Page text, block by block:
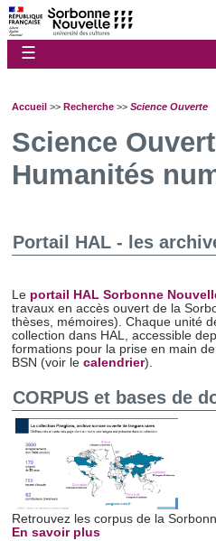
☰
Accueil >> Recherche >> Science Ouverte
Science
Humanités
Portail HAL - les
Le portail HAL Sorbonne
travaux en accès ouvert de la
thèses, mémoires). Chaque unité
collection dans HAL, accessible
formations pour la prise en main
BSN (voir le calendrier).
CORPUS et bases de
Retrouvez les corpus de la
En savoir plus